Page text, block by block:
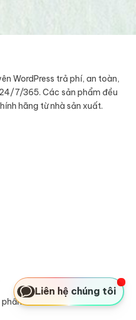
WordPress trả phí, an toàn,
7/365. Các sản phẩm đều
hãng từ nhà sản xuất.
phẩm
Liên hệ chúng tôi